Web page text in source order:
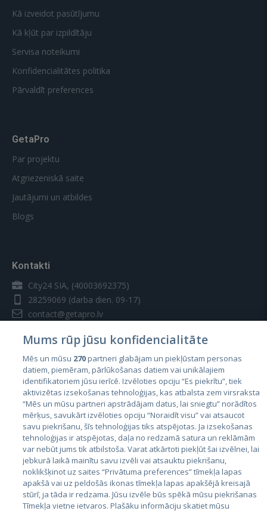
Kā izveidot pasūtījumu
Kā kļūt par izpildītāju
Servisa noteikumi
Konfidencialitātes politika
Pārvaldīt preferences
GetaPro
Par projektu
Atgriezeniskā saite
Jautājumi un atbildes
Blogs
Kontakti
City24 SIA, (40003692375)
28259069 (darba dien. 09-17)
contact@getapro.lv
Valstis
Igaunija
Latvija
Lietuva
Mums rūp jūsu konfidencialitāte
Mēs un mūsu 270partneri glabājam un piekļūstam personas
datiem, piemēram, pārlūkošanas datiem vai unikālajiem
identifikatoriem jūsu ierīcē. Izvēloties opciju “Es piekrītu”, tiek
aktivizētas izsekošanas tehnoloģijas, kas atbalsta zem virsraksta
“Mēs un mūsu partneri apstrādājam datus, lai sniegtu” norādītos
mērķus, savukārt izvēloties opciju “Noraidīt visu” vai atsaucot
savu piekrišanu, šīs tehnoloģijas tiks atspējotas. Ja izsekošanas
tehnoloģijas ir atspējotas, daļa no redzamā satura un reklāmām
var nebūt jums tik atbilstoša. Varat atkārtoti piekļūt šai izvēlnei, lai
jebkurā laikā mainītu savu izvēli vai atsauktu piekrišanu,
noklikšķinot uz saites “Privātuma preferences” tīmekļa lapas
apakšā vai uz peldošās ikonas tīmekļa lapas apakšējā kreisajā
stūrī, ja tāda ir redzama. Jūsu izvēle būs spēkā mūsu piekrišanas
Tīmekļa vietne ietvaros. Plašāku informāciju skatiet mūsu